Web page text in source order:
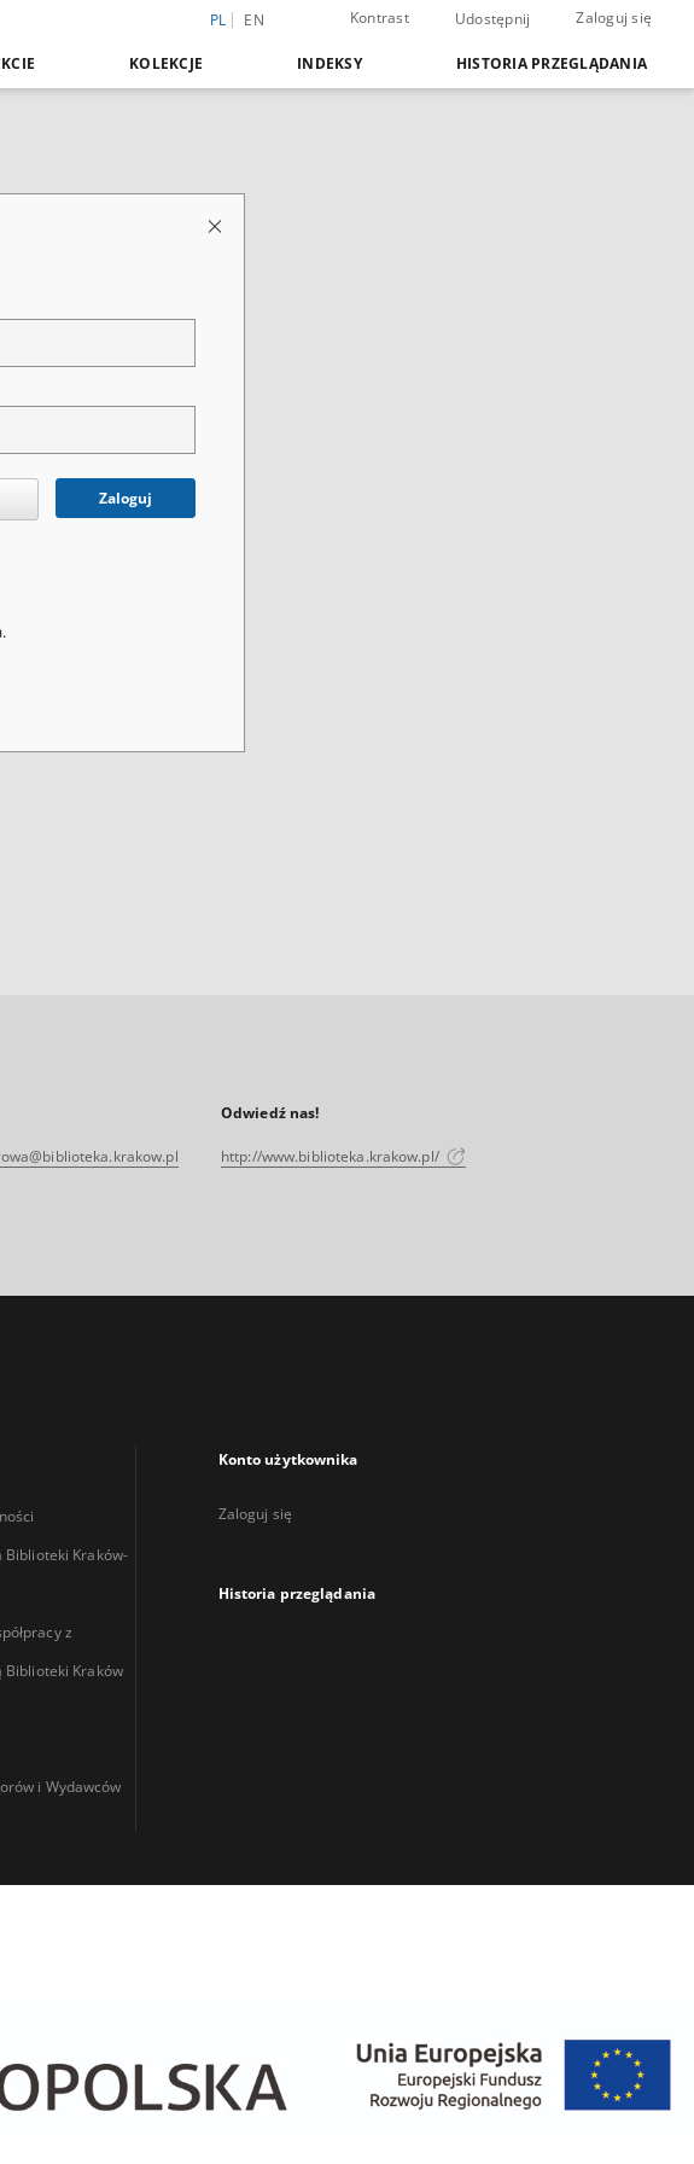
PL EN Kontrast Udostępnij Zaloguj się
KOLEKCJE INDEKSY HISTORIA PRZEGLĄDANIA
Zaloguj
Odwiedź nas!
http://www.biblioteka.krakow.pl/
Biblioteki Kraków-
z
Biblioteki Kraków
i Wydawców
Konto użytkownika
Zaloguj się
Historia przeglądania